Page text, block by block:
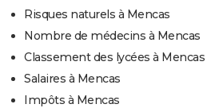
Risques naturels à Mencas
Nombre de médecins à Mencas
Classement des lycées à Mencas
Salaires à Mencas
Impôts à Mencas